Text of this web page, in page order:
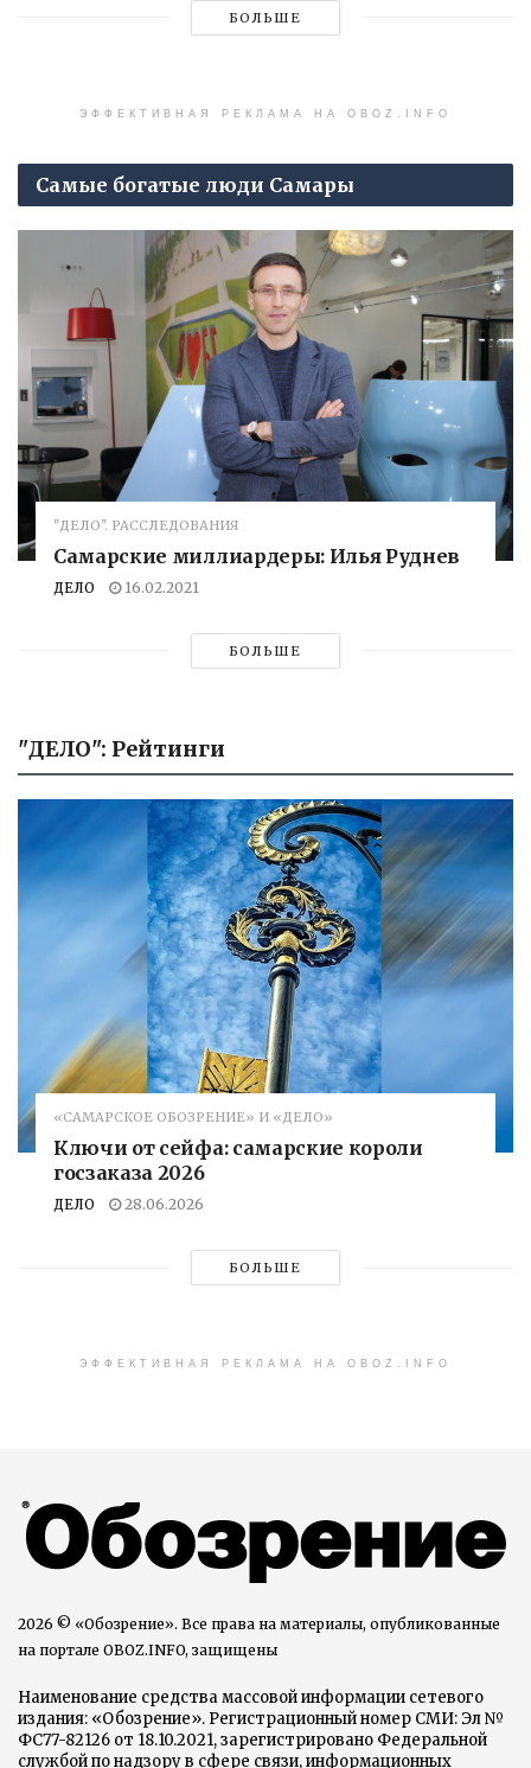
БОЛЬШЕ
ЭФФЕКТИВНАЯ РЕКЛАМА НА OBOZ.INFO
Самые богатые люди Самары
"ДЕЛО". РАССЛЕДОВАНИЯ
Самарские миллиардеры: Илья Руднев
ДЕЛО 16.02.2021
БОЛЬШЕ
"ДЕЛО": Рейтинги
«САМАРСКОЕ ОБОЗРЕНИЕ» И «ДЕЛО»
Ключи от сейфа: самарские короли
госзаказа 2026
ДЕЛО 28.06.2026
БОЛЬШЕ
ЭФФЕКТИВНАЯ РЕКЛАМА НА OBOZ.INFO
2026 © «Обозрение». Все права на материалы, опубликованные
на портале OBOZ.INFO, защищены
Наименование средства массовой информации сетевого
издания: «Обозрение». Регистрационный номер СМИ: Эл №
ФС77-82126 от 18.10.2021, зарегистрировано Федеральной
службой по надзору в сфере связи, информационных